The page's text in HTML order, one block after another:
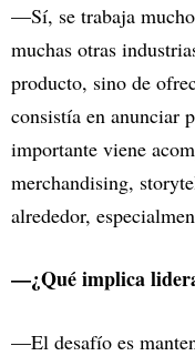
—Sí, se trabaja
muchas otras
producto, sino de
consistía en anunciar
importante viene
merchandising,
alrededor,
—¿Qué implica
—El desafío es